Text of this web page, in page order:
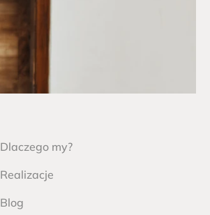
Dlaczego my?
Realizacje
Blog